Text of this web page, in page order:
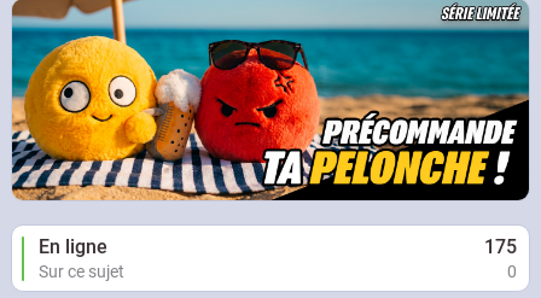
En ligne 175
Sur ce sujet 0